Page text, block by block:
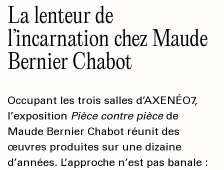
La lenteur de
l’incarnation chez Maude
Bernier Chabot
Occupant les trois salles d’AXENÉO7,
l’exposition Pièce contre piècede
Maude Bernier Chabot réunit des
œuvres produites sur une dizaine
d’années. L’approche n’est pas banale :